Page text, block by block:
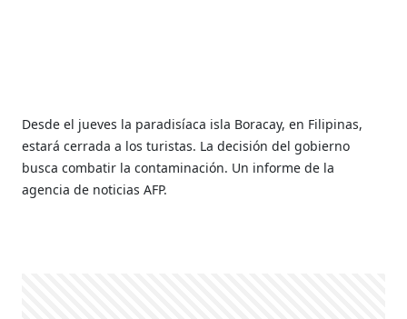
Desde el jueves la paradisíaca isla Boracay, en Filipinas,
estará cerrada a los turistas. La decisión del gobierno
busca combatir la contaminación. Un informe de la
agencia de noticias AFP.